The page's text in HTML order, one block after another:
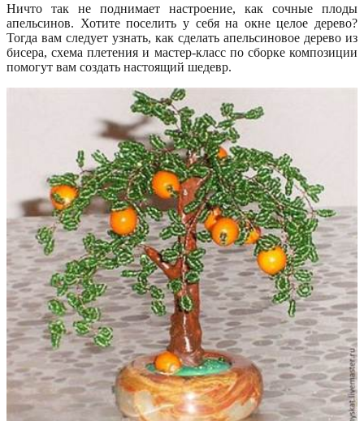
Ничто так не поднимает настроение, как сочные плоды
апельсинов. Хотите поселить у себя на окне целое дерево?
Тогда вам следует узнать, как сделать апельсиновое дерево из
бисера, схема плетения и мастер-класс по сборке композиции
помогут вам создать настоящий шедевр.